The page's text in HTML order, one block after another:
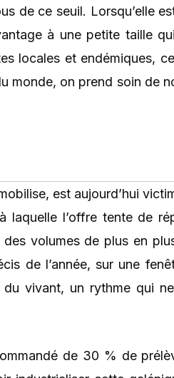
de ce seuil. Lorsqu’elle
à une petite taille
locales et endémiques,
monde, on prend soin de
est aujourd’hui
laquelle l’offre tente de
volumes de plus en
de l’année, sur une
vivant, un rythme qui
de 30 % de